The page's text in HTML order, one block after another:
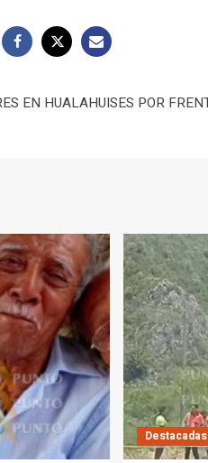
EN HUALAHUISES POR
Destacadas